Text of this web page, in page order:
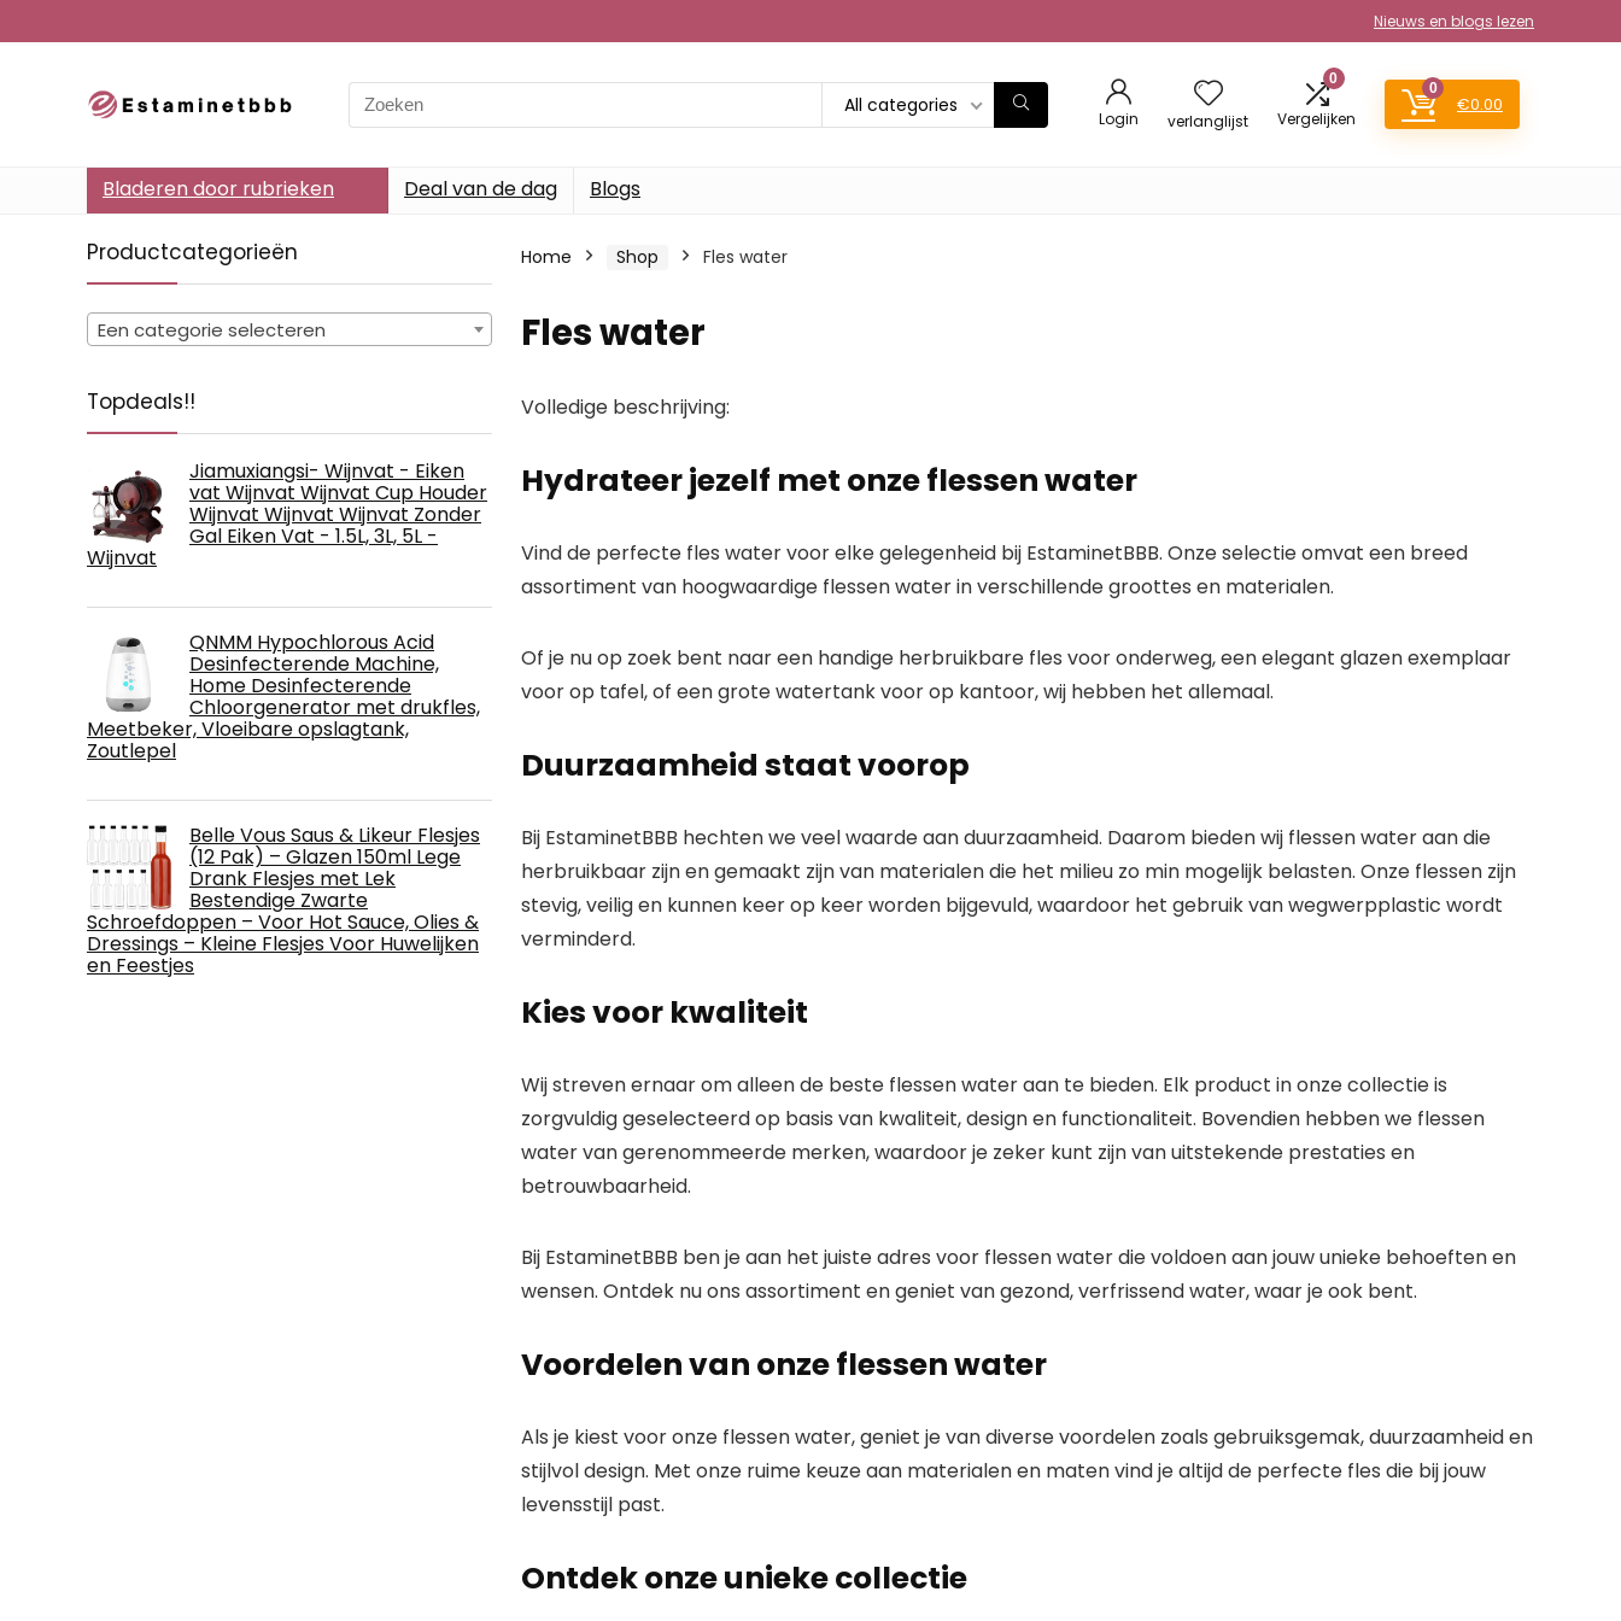
Nieuws en blogs lezen
Search
for:
All categories
Login verlanglijst
0
Vergelijken
0
€0.00
Bladeren door rubrieken Deal van de dag Blogs
Productcategorieën
Een categorie selecteren
Topdeals!!
Jiamuxiangsi- Wijnvat - Eiken
vat Wijnvat Wijnvat Cup Houder
Wijnvat Wijnvat Wijnvat Zonder
Gal Eiken Vat - 1.5L, 3L, 5L -
Wijnvat
QNMM Hypochlorous Acid
Desinfecterende Machine,
Home Desinfecterende
Chloorgenerator met drukfles,
Meetbeker, Vloeibare opslagtank,
Zoutlepel
Belle Vous Saus & Likeur Flesjes
(12 Pak) – Glazen 150ml Lege
Drank Flesjes met Lek
Bestendige Zwarte
Schroefdoppen – Voor Hot Sauce, Olies &
Dressings – Kleine Flesjes Voor Huwelijken
en Feestjes
Home Shop Fles water
Fles water
Volledige beschrijving:
Hydrateer jezelf met onze flessen water
Vind de perfecte fles water voor elke gelegenheid bij EstaminetBBB. Onze selectie omvat een breed
assortiment van hoogwaardige flessen water in verschillende groottes en materialen.
Of je nu op zoek bent naar een handige herbruikbare fles voor onderweg, een elegant glazen exemplaar
voor op tafel, of een grote watertank voor op kantoor, wij hebben het allemaal.
Duurzaamheid staat voorop
Bij EstaminetBBB hechten we veel waarde aanduurzaamheid. Daarom bieden wij flessen water aan die
herbruikbaar zijn en gemaakt zijn van materialen die het milieu zo min mogelijk belasten. Onze flessen zijn
stevig, veilig en kunnen keer op keer worden bijgevuld, waardoor het gebruik van wegwerpplastic wordt
verminderd.
Kies voor kwaliteit
Wij streven ernaar om alleen de beste flessen water aan te bieden. Elk product in onze collectie is
zorgvuldig geselecteerd op basis van kwaliteit,designen functionaliteit. Bovendien hebben we flessen
water vangerenommeerde merken, waardoor je zeker kunt zijn van uitstekende prestaties en
betrouwbaarheid.
Bij EstaminetBBB ben je aan het juiste adres voor flessen water die voldoen aan jouw unieke behoeften en
wensen. Ontdek nu ons assortiment en geniet van gezond, verfrissend water, waar je ook bent.
Voordelen van onze flessen water
Als je kiest voor onze flessen water, geniet je van diverse voordelen zoals gebruiksgemak, duurzaamheid en
stijlvol design. Met onze ruime keuze aan materialen en maten vind je altijd de perfecte fles die bij jouw
levensstijl past.
Ontdek onze unieke collectie